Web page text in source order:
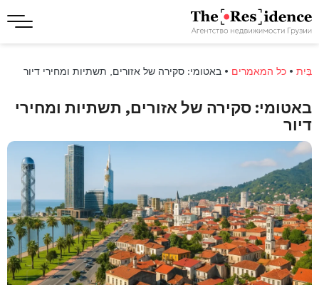
בַּיִת • כל המאמרים • באטומי: סקירה של אזורים, תשתיות ומחירי דיור
באטומי: סקירה של אזורים, תשתיות ומחירי
דיור